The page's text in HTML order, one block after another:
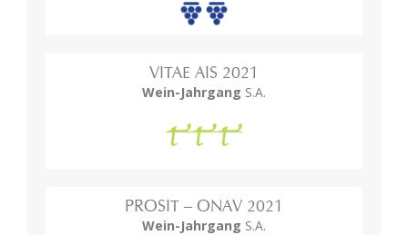
VITAE AIS 2021
Wein-Jahrgang S.A.
PROSIT – ONAV 2021
Wein-Jahrgang S.A.